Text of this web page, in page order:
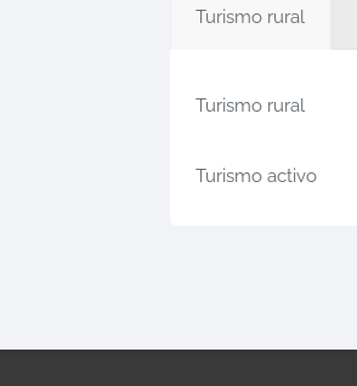
Turismo rural
Turismo rural
Turismo activo